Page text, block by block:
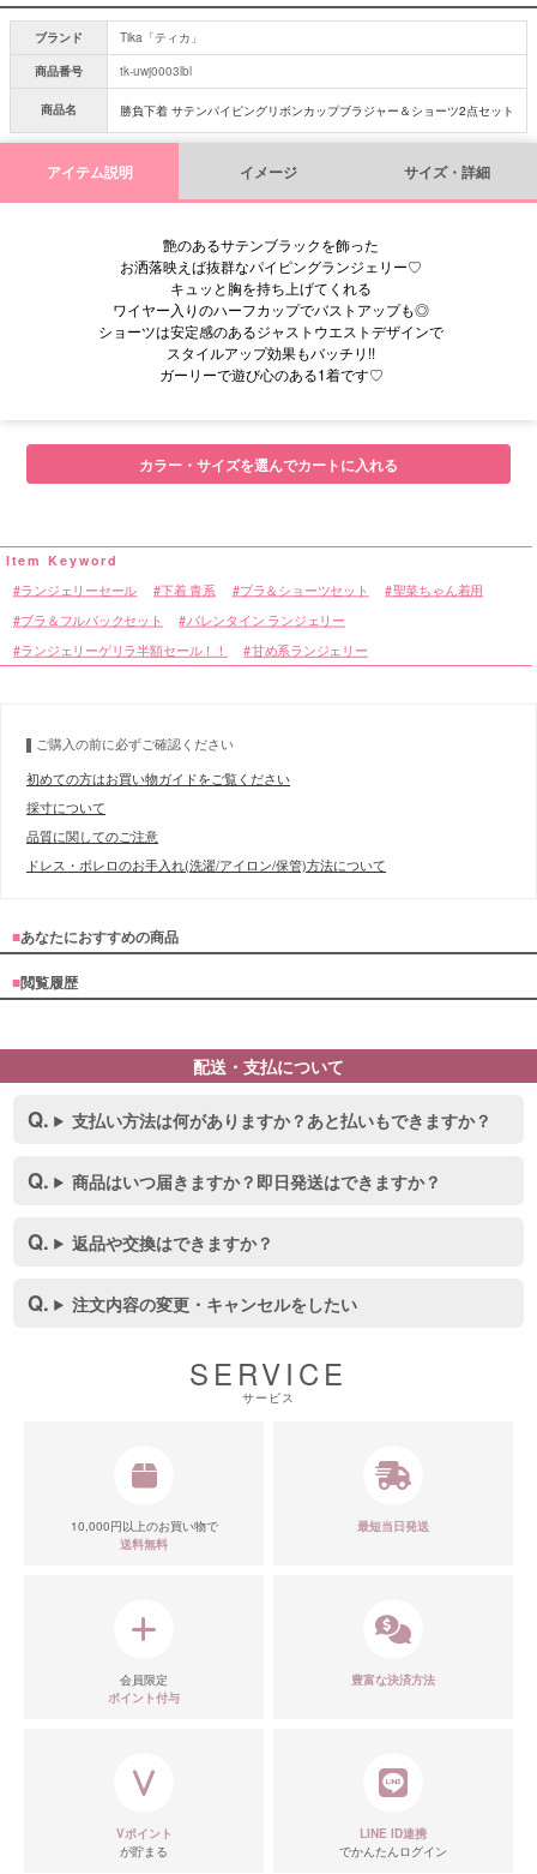
ブランド
Tika「ティカ」
商品番号
tk-uwj0003lbl
商品名 勝負下着 サテンパイピングリボンカップブラジャー＆ショーツ2点セット
アイテム説明 イメージ サイズ・詳細
艶のあるサテンブラックを飾った
お洒落映えば抜群なパイピングランジェリー♡
キュッと胸を持ち上げてくれる
ワイヤー入りのハーフカップでバストアップも◎
ショーツは安定感のあるジャストウエストデザインで
スタイルアップ効果もバッチリ!!
ガーリーで遊び心のある1着です♡
■サイズ
■カラーバリエーション
■ディティール
カラー・サイズを選んでカートに入れる
ランジェリーセール 下着 青系 ブラ＆ショーツセット 聖菜ちゃん着用
ブラ＆フルバックセット バレンタイン ランジェリー
ランジェリーゲリラ半額セール！！ 甘め系ランジェリー
ご購入の前に必ずご確認ください
初めての方はお買い物ガイドをご覧ください
採寸について
品質に関してのご注意
ドレス・ボレロのお手入れ(洗濯/アイロン/保管)方法について
■あなたにおすすめの商品
■閲覧履歴
配送・支払について
支払い方法は何がありますか？あと払いもできますか？
商品はいつ届きますか？即日発送はできますか？
返品や交換はできますか？
注文内容の変更・キャンセルをしたい
SERVICE
サービス
10,000円以上のお買い物で
送料無料
最短当日発送
会員限定
ポイント付与
豊富な決済方法
Vポイント
が貯まる
LINE ID連携
でかんたんログイン